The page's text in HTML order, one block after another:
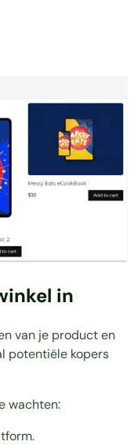
in
van je product en
potentiële kopers
wachten: